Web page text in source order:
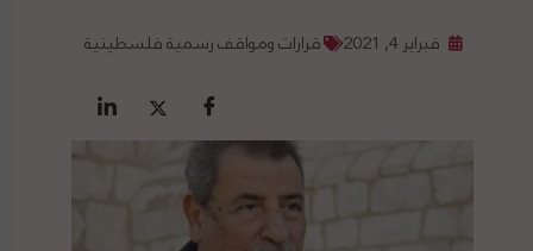
فبراير 4, 2021 قرارات ومواقف رسمية فلسطينية